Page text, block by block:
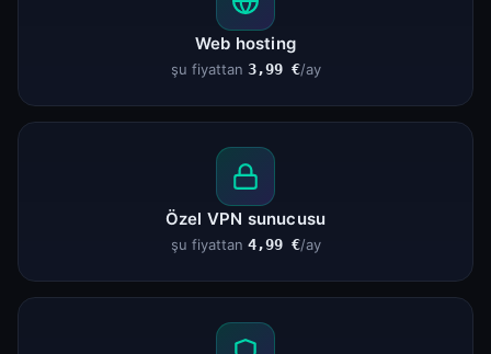
Web hosting
şu fiyattan 3,99 €/ay
Özel VPN sunucusu
şu fiyattan 4,99 €/ay